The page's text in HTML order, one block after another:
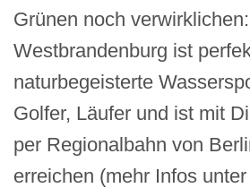
Grünen noch verwirklichen:
Westbrandenburg ist
naturbegeisterte
Golfer, Läufer und ist mit
per Regionalbahn von
erreichen (mehr Infos unter